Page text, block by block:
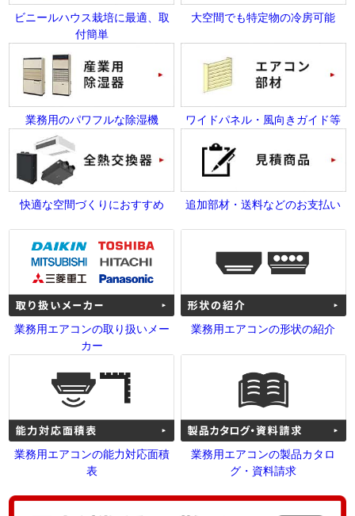
ビニールハウス栽培に最適、取
付簡単
大空間でも特定物の冷房可能
業務用のパワフルな除湿機 ワイドパネル・風向きガイド等
快適な空間づくりにおすすめ 追加部材・送料などのお支払い
業務用エアコンの取り扱いメー
カー
業務用エアコンの形状の紹介
業務用エアコンの能力対応面積
表
業務用エアコンの製品カタロ
グ・資料請求